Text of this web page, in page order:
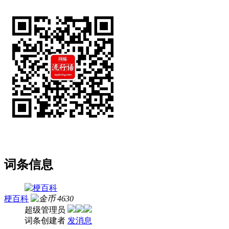
词条信息
梗百科
4630
超级管理员
词条创建者 发消息